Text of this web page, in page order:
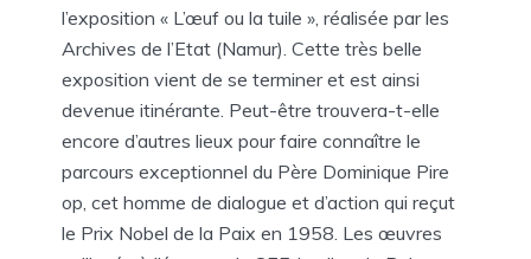
l’exposition « L’œuf ou la tuile », réalisée par les
Archives de l’Etat (Namur). Cette très belle
exposition vient de se terminer et est ainsi
devenue itinérante. Peut-être trouvera-t-elle
encore d’autres lieux pour faire connaître le
parcours exceptionnel du Père Dominique Pire
op, cet homme de dialogue et d’action qui reçut
le Prix Nobel de la Paix en 1958. Les œuvres